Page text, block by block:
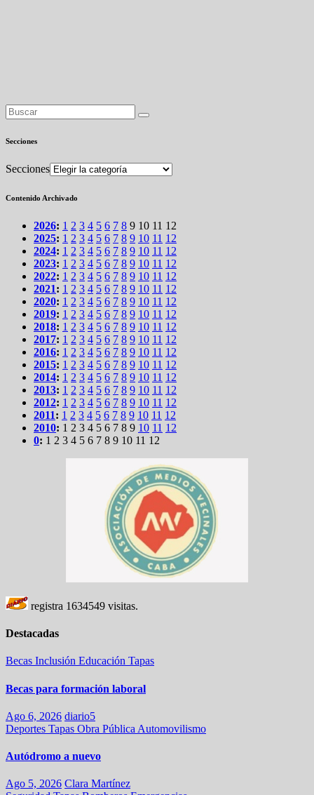
Secciones
Secciones
Contenido Archivado
2026: 1 2 3 4 5 6 7 8 9 10 11 12
2025: 1 2 3 4 5 6 7 8 9 10 11 12
2024: 1 2 3 4 5 6 7 8 9 10 11 12
2023: 1 2 3 4 5 6 7 8 9 10 11 12
2022: 1 2 3 4 5 6 7 8 9 10 11 12
2021: 1 2 3 4 5 6 7 8 9 10 11 12
2020: 1 2 3 4 5 6 7 8 9 10 11 12
2019: 1 2 3 4 5 6 7 8 9 10 11 12
2018: 1 2 3 4 5 6 7 8 9 10 11 12
2017: 1 2 3 4 5 6 7 8 9 10 11 12
2016: 1 2 3 4 5 6 7 8 9 10 11 12
2015: 1 2 3 4 5 6 7 8 9 10 11 12
2014: 1 2 3 4 5 6 7 8 9 10 11 12
2013: 1 2 3 4 5 6 7 8 9 10 11 12
2012: 1 2 3 4 5 6 7 8 9 10 11 12
2011: 1 2 3 4 5 6 7 8 9 10 11 12
2010: 1 2 3 4 5 6 7 8 9 10 11 12
0: 1 2 3 4 5 6 7 8 9 10 11 12
registra 1634549 visitas.
Destacadas
Becas Inclusión Educación Tapas
Becas para formación laboral
Ago 6, 2026 diario5
Deportes Tapas Obra Pública Automovilismo
Autódromo a nuevo
Ago 5, 2026 Clara Martínez